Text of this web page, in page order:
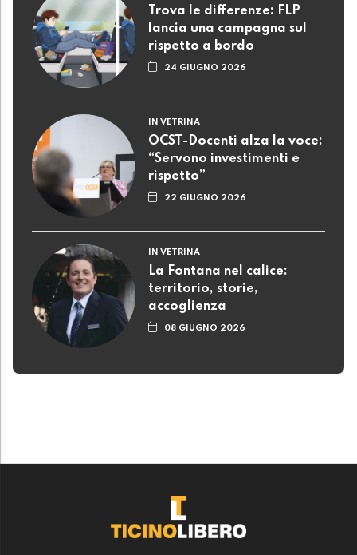
Trova le differenze: FLP
lancia una campagna sul
rispetto a bordo
24 GIUGNO 2026
IN VETRINA
OCST-Docenti alza la voce:
“Servono investimenti e
rispetto”
22 GIUGNO 2026
IN VETRINA
La Fontana nel calice:
territorio, storie,
accoglienza
08 GIUGNO 2026